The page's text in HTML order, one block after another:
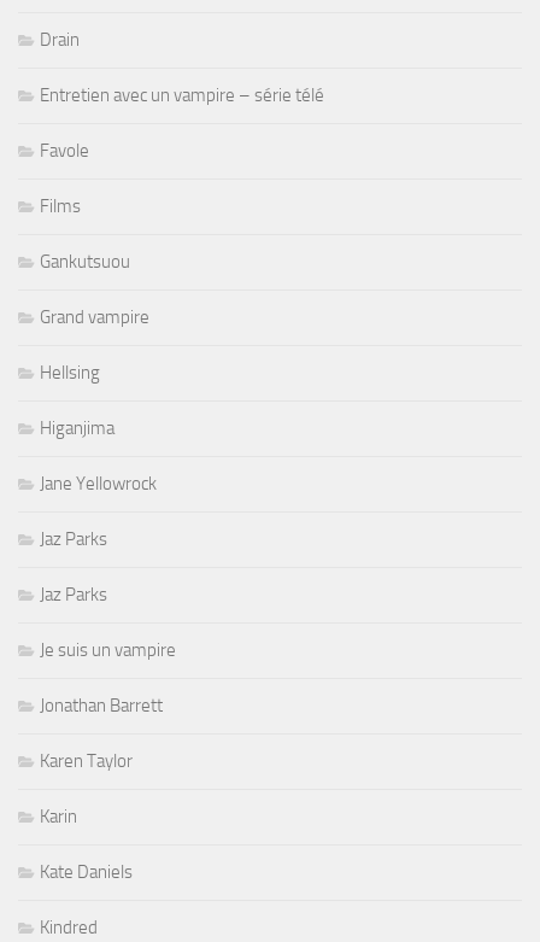
Drain
Entretien avec un vampire – série télé
Favole
Films
Gankutsuou
Grand vampire
Hellsing
Higanjima
Jane Yellowrock
Jaz Parks
Jaz Parks
Je suis un vampire
Jonathan Barrett
Karen Taylor
Karin
Kate Daniels
Kindred